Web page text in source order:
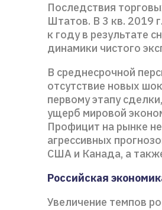
Последствия
Штатов. В 3 кв. 2019
к году в результате
динамики чистого
В среднесрочной
отсутствие новых
первому этапу
ущерб мировой
Профицит на рынке
агрессивных
США и Канада, а
Российская
Увеличение темпов